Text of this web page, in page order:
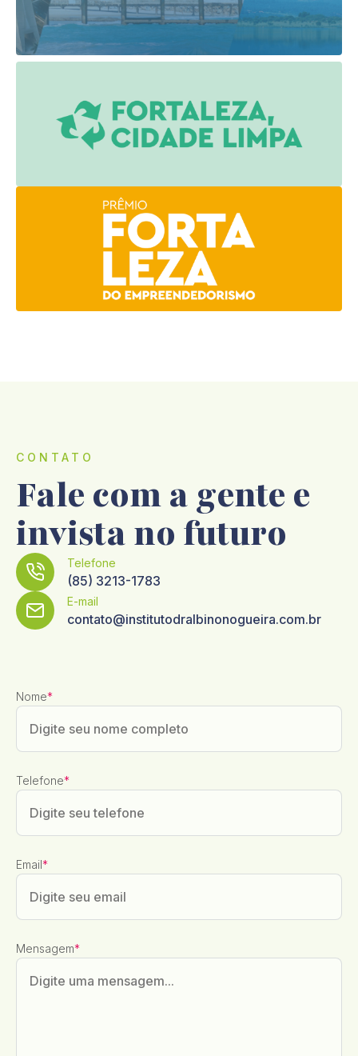
CONTATO
Fale com a gente e
invista no futuro
Telefone
(85) 3213-1783
E-mail
contato@institutodralbinonogueira.com.br
Nome*
Telefone*
Email*
Mensagem*